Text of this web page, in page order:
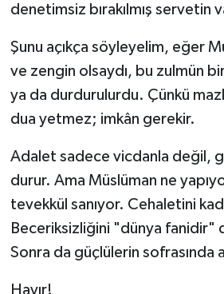
denetimsiz bırakılmış servetin
Şunu açıkça söyleyelim, eğer
ve zengin olsaydı, bu zulmün bir
ya da durdurulurdu. Çünkü
dua yetmez; imkân gerekir.
Adalet sadece vicdanla değil,
durur. Ama Müslüman ne
tevekkül sanıyor. Cehaletini
Beceriksizliğini "dünya fanidir"
Sonra da güçlülerin sofrasında
Hayır!